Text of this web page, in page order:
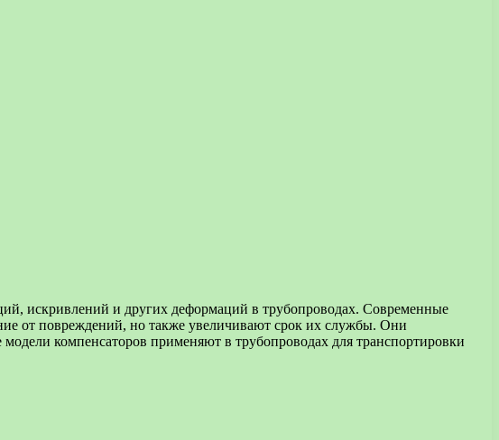
искривлений и других деформаций в трубопроводах. Современные
от повреждений, но также увеличивают срок их службы. Они
компенсаторов применяют в трубопроводах для транспортировки